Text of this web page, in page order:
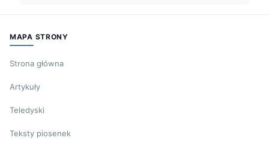
MAPA STRONY
Strona główna
Artykuły
Teledyski
Teksty piosenek